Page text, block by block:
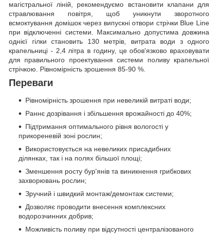
магістральної ліній, рекомендуємо встановити клапани для
стравлювання повітря, щоб уникнути зворотного
всмоктування домішок через випускні отвори стрічки Blue Line
при відключенні системи. Максимально допустима довжина
однієї гілки становить 130 метрів, витрата води з одного
крапельниці - 2,4 літра в годину, це обов'язково враховувати
для правильного проектування системи поливу крапельної
стрічкою. Рівномірність зрошення 85-90 %.
Переваги
Рівномірність зрошення при невеликій витраті води;
Раннє дозрівання і збільшення врожайності до 40%;
Підтримання оптимального рівня вологості у
прикореневій зоні рослин;
Використовується на невеликих присадибних
ділянках, так і на полях більшої площі;
Зменшення росту бур'янів та виникнення грибкових
захворювань рослин;
Зручний і швидкий монтаж/демонтаж системи;
Дозволяє проводити внесення комплексних
водорозчинних добрив;
Можливість поливу при відсутності централізованого